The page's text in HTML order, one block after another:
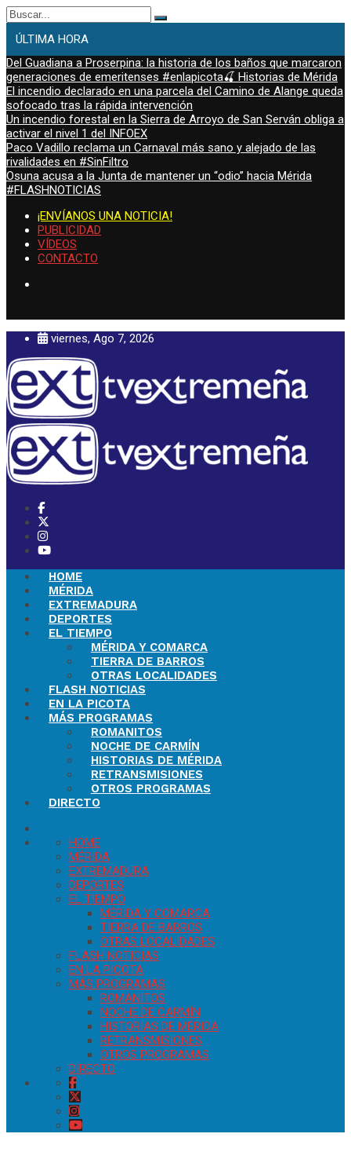
Buscar:
ÚLTIMA HORA
Del Guadiana a Proserpina: la historia de los baños que marcaron
generaciones de emeritenses #enlapicota🍒 Historias de Mérida
El incendio declarado en una parcela del Camino de Alange queda
sofocado tras la rápida intervención
Un incendio forestal en la Sierra de Arroyo de San Serván obliga a
activar el nivel 1 del INFOEX
Paco Vadillo reclama un Carnaval más sano y alejado de las
rivalidades en #SinFiltro
Osuna acusa a la Junta de mantener un “odio” hacia Mérida
#FLASHNOTICIAS
¡ENVÍANOS UNA NOTICIA!
PUBLICIDAD
VÍDEOS
CONTACTO
viernes, Ago 7, 2026
HOME
MÉRIDA
EXTREMADURA
DEPORTES
EL TIEMPO
MÉRIDA Y COMARCA
TIERRA DE BARROS
OTRAS LOCALIDADES
FLASH NOTICIAS
EN LA PICOTA
MÁS PROGRAMAS
ROMANITOS
NOCHE DE CARMÍN
HISTORIAS DE MÉRIDA
RETRANSMISIONES
OTROS PROGRAMAS
DIRECTO
HOME
MÉRIDA
EXTREMADURA
DEPORTES
EL TIEMPO
MÉRIDA Y COMARCA
TIERRA DE BARROS
OTRAS LOCALIDADES
FLASH NOTICIAS
EN LA PICOTA
MÁS PROGRAMAS
ROMANITOS
NOCHE DE CARMÍN
HISTORIAS DE MÉRIDA
RETRANSMISIONES
OTROS PROGRAMAS
DIRECTO